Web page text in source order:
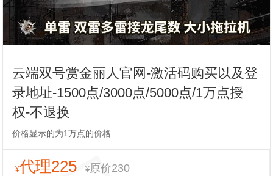
云端双号赏金丽人官网-激活码购买以及登
录地址-1500点/3000点/5000点/1万点授
权-不退换
价格显示的为1万点的价格
¥代理225 ¥原价230